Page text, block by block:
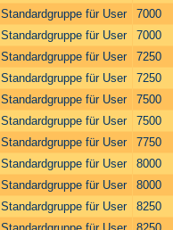
Standardgruppe für User
7000
Standardgruppe für User
7000
Standardgruppe für User
7250
Standardgruppe für User
7250
Standardgruppe für User
7500
Standardgruppe für User
7500
Standardgruppe für User
7750
Standardgruppe für User
8000
Standardgruppe für User
8000
Standardgruppe für User
8250